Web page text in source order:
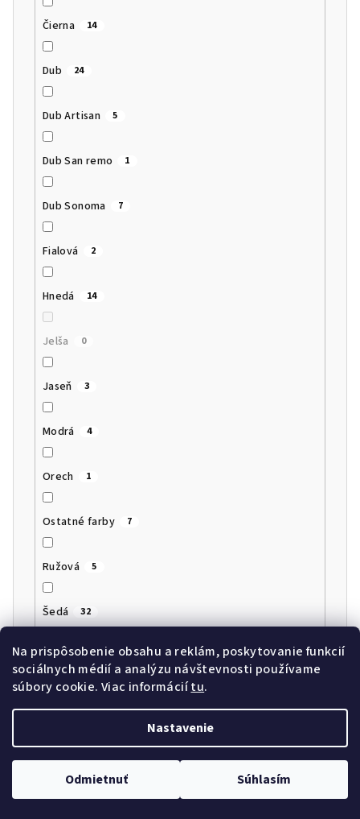
Na prispôsobenie obsahu a reklám, poskytovanie funkcií
sociálnych médií a analýzu návštevnosti používame
súbory cookie. Viac informáciítu.
Nastavenie
Odmietnuť Súhlasím
Čierna 14
Dub 24
Dub Artisan 5
Dub San remo 1
Dub Sonoma 7
Fialová 2
Hnedá 14
Jelša 0
Jaseň 3
Modrá 4
Orech 1
Ostatné farby 7
Ružová 5
Šedá 32
Teak 0
Wenge 1